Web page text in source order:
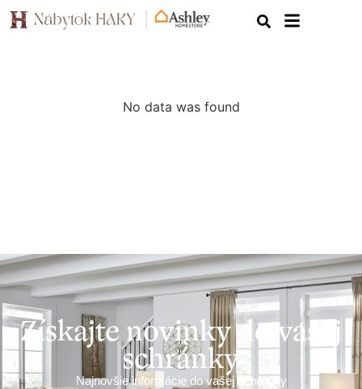
No data was found
Získajte novinky do vašej
schránky
Najnovšie informácie do vašej schránky